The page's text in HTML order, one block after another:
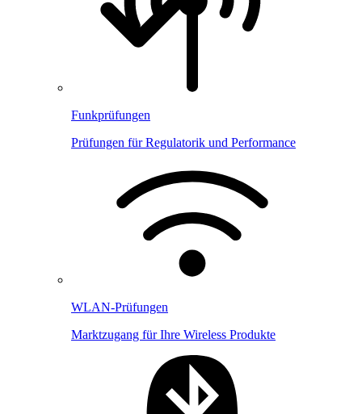
Funkprüfungen
Prüfungen für Regulatorik und Performance
WLAN-Prüfungen
Marktzugang für Ihre Wireless Produkte